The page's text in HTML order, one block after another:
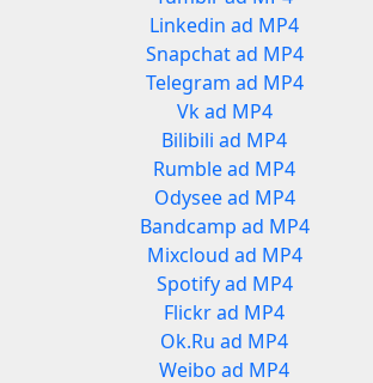
Linkedin ad MP4
Snapchat ad MP4
Telegram ad MP4
Vk ad MP4
Bilibili ad MP4
Rumble ad MP4
Odysee ad MP4
Bandcamp ad MP4
Mixcloud ad MP4
Spotify ad MP4
Flickr ad MP4
Ok.Ru ad MP4
Weibo ad MP4